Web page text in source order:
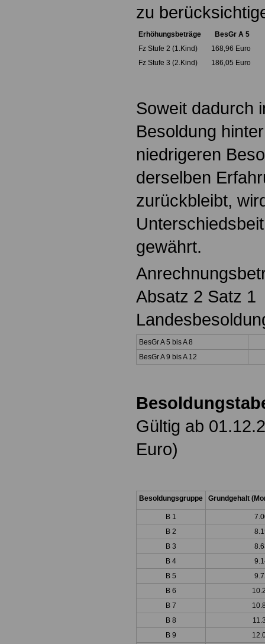
zu
Erhöhungsbeträge
BesGr A 5
Fz Stufe 2 (1.Kind)
168,96 Euro
Fz Stufe 3 (2.Kind)
186,05 Euro
Soweit dadurch
Besoldung
niedrigeren
derselben
zurückbleibt,
gewährt.
Absatz 2 Satz 1
BesGr A 5 bis A 8
BesGr A 9 bis A 12
Gültig ab
Euro)
Besoldungsgruppe Grundgehalt
B 1
B 2
B 3
B 4
B 5
B 6
B 7
B 8
B 9